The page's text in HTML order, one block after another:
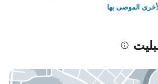
الموصى بها